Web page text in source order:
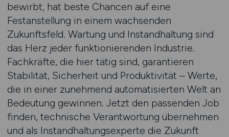
bewirbt, hat beste Chancen auf eine
Festanstellung in einem wachsenden
Zukunftsfeld. Wartung und Instandhaltung sind
das Herz jeder funktionierenden Industrie.
Fachkräfte, die hier tätig sind, garantieren
Stabilität, Sicherheit und Produktivität – Werte,
die in einer zunehmend automatisierten Welt an
Bedeutung gewinnen. Jetzt den passenden Job
finden, technische Verantwortung übernehmen
und als Instandhaltungsexperte die Zukunft